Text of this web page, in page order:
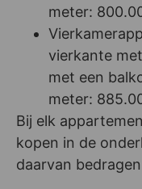
meter:
vierkante
met een
meter:
Bij elk
kopen in de
daarvan